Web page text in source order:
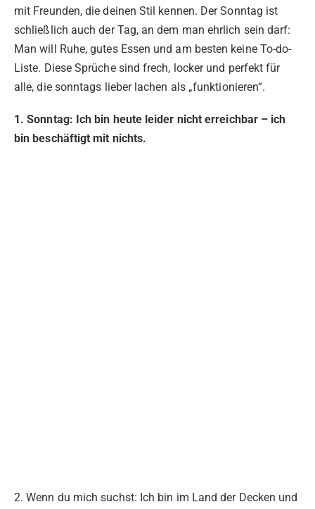
mit Freunden, die deinen Stil kennen. Der Sonntag ist
schließlich auch der Tag, an dem man ehrlich sein darf:
Man will Ruhe, gutes Essen und am besten keine To-do-
Liste. Diese Sprüche sind frech, locker und perfekt für
alle, die sonntags lieber lachen als „funktionieren“.
1. Sonntag: Ich bin heute leider nicht erreichbar – ich
bin beschäftigt mit nichts.
2. Wenn du mich suchst: Ich bin im Land der Decken und